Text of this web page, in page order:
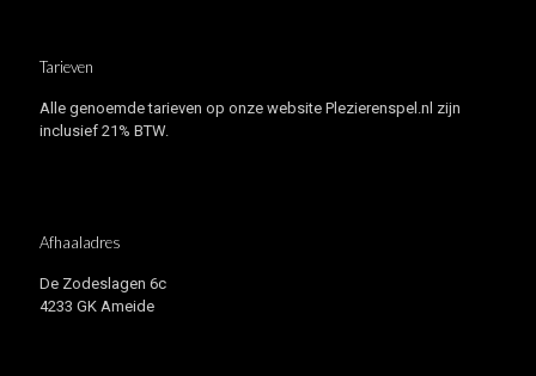
Tarieven
Alle genoemde tarieven op onze website Plezierenspel.nl zijn
inclusief 21% BTW.
Afhaaladres
De Zodeslagen 6c
4233 GK Ameide